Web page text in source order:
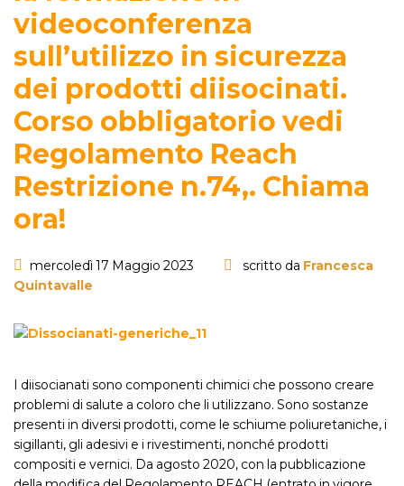
videoconferenza
sull’utilizzo in sicurezza
dei prodotti diisocinati.
Corso obbligatorio vedi
Regolamento Reach
Restrizione n.74,. Chiama
ora!
mercoledì 17 Maggio 2023 scritto da Francesca
Quintavalle
I diisocianati sono componenti chimici che possono creare
problemi di salute a coloro che li utilizzano. Sono sostanze
presenti in diversi prodotti, come le schiume poliuretaniche, i
sigillanti, gli adesivi e i rivestimenti, nonché prodotti
compositi e vernici. Da agosto 2020, con la pubblicazione